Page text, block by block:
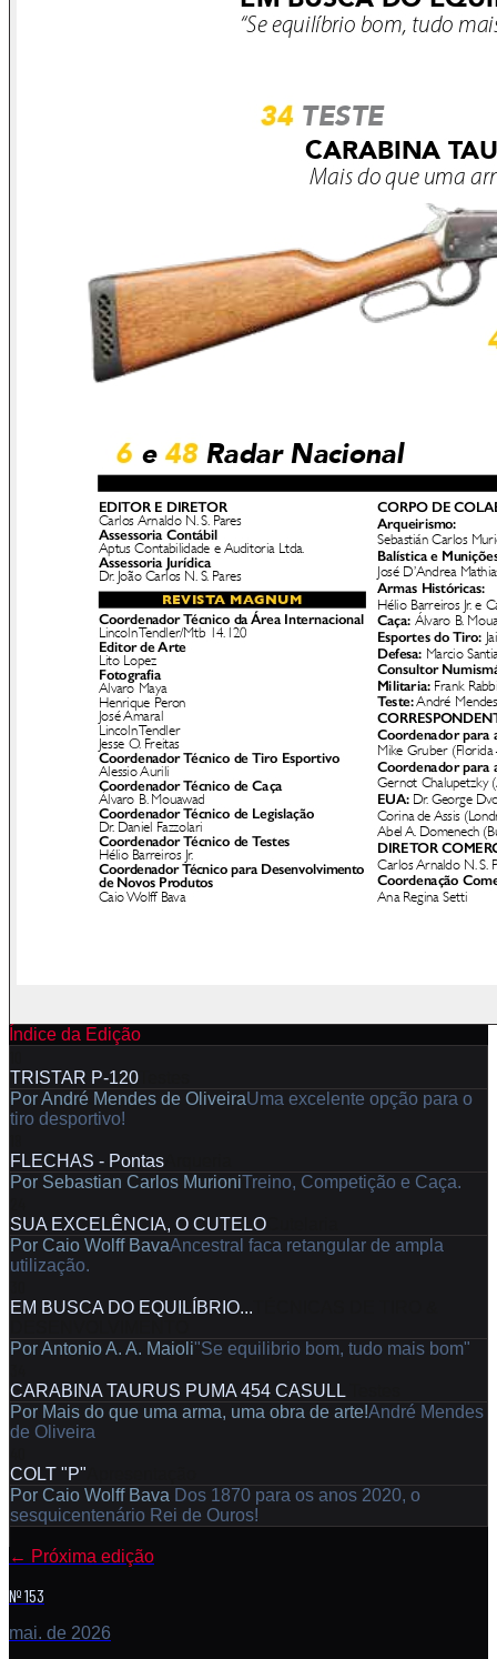
Índice da Edição
TRISTAR P-120
PorAndré Mendes de OliveiraUma excelente opção para o
tiro desportivo!
FLECHAS - Pontas
Por Sebastian Carlos MurioniTreino, Competição e Caça.
SUA EXCELÊNCIA, O CUTELO
Por Caio Wolff BavaAncestral faca retangular de ampla
utilização.
EM BUSCA DO EQUILÍBRIO...
PorAntonio A. A. Maioli"Se equilibrio bom, tudo mais bom"
CARABINA TAURUS PUMA 454 CASULL
Por Mais do que uma arma, uma obra de arte!André Mendes
de Oliveira
COLT "P"
Por Caio Wolff Bava Dos 1870 para os anos 2020, o
sesquicentenário Rei de Ouros!
← Próxima edição
Nº 153
mai. de 2026